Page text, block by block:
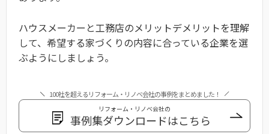
ハウスメーカーと工務店のメリットデメリットを理解
して、希望する家づくりの内容に合っている企業を選
ぶようにしましょう。
100社を超えるリフォーム・リノベ会社の事例をまとめました！
リフォーム・リノベ会社の
事例集ダウンロードはこちら